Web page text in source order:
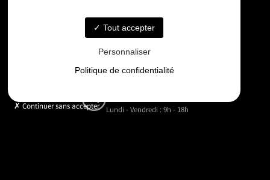
contact@gd-drones-services.fr
Horaires
Lundi - Vendredi : 9h - 18h
Tout accepter
Personnaliser
Politique de confidentialité
Continuer sans accepter